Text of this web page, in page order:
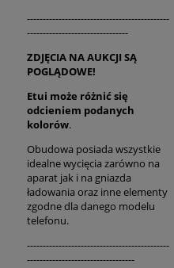
---------------------------------------------
--------------------------------
ZDJĘCIA NA AUKCJI SĄ
POGLĄDOWE!
Etui może różnić się
odcieniem podanych
kolorów.
Obudowa posiada wszystkie
idealne wycięcia zarówno na
aparat jak i na gniazda
ładowania oraz inne elementy
zgodne dla danego modelu
telefonu.
---------------------------------------------
----------------------------------